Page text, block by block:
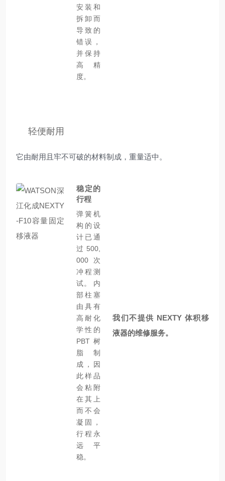
安装和
拆卸而
导致的
错误，
并保持
高精
度。
轻便耐用
它由耐用且牢不可破的材料制成，重量适中。
稳定的
行程
弹簧机
构的设
计已通
过 500,
000 次
冲程测
试。 内
部柱塞
由具有
高耐化
学性的
PBT 树
脂制
成，因
此样品
会粘附
在其上
而不会
凝固，
行程永
远平
稳。
我们不提供 NEXTY 体积移
液器的维修服务。